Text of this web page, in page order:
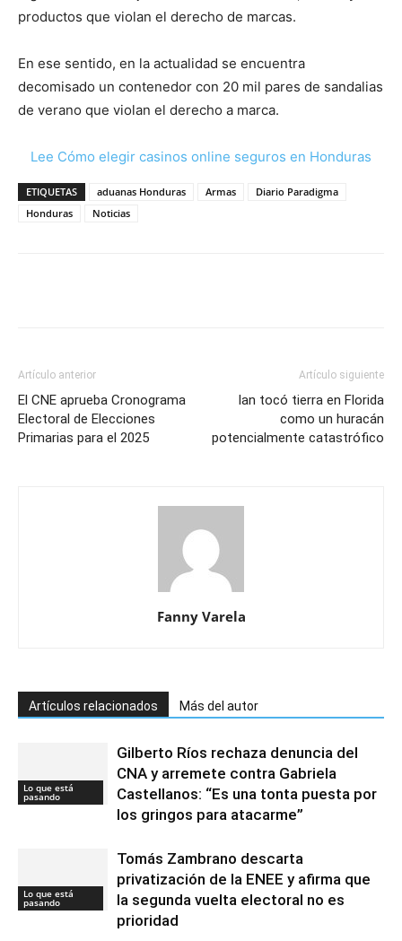
productos que violan el derecho de marcas.
En ese sentido, en la actualidad se encuentra
decomisado un contenedor con 20 mil pares de sandalias
de verano que violan el derecho a marca.
Lee Cómo elegir casinos online seguros en Honduras
ETIQUETAS aduanas Honduras Armas
Diario Paradigma
Honduras
Noticias
Artículo anterior
El CNE aprueba Cronograma
Electoral de Elecciones
Primarias para el 2025
Artículo siguiente
Ian tocó tierra en Florida
como un huracán
potencialmente catastrófico
Fanny Varela
Artículos relacionados Más del autor
Lo que está
pasando
Gilberto Ríos rechaza denuncia del
CNA y arremete contra Gabriela
Castellanos: “Es una tonta puesta por
los gringos para atacarme”
Lo que está
pasando
Tomás Zambrano descarta
privatización de la ENEE y afirma que
la segunda vuelta electoral no es
prioridad